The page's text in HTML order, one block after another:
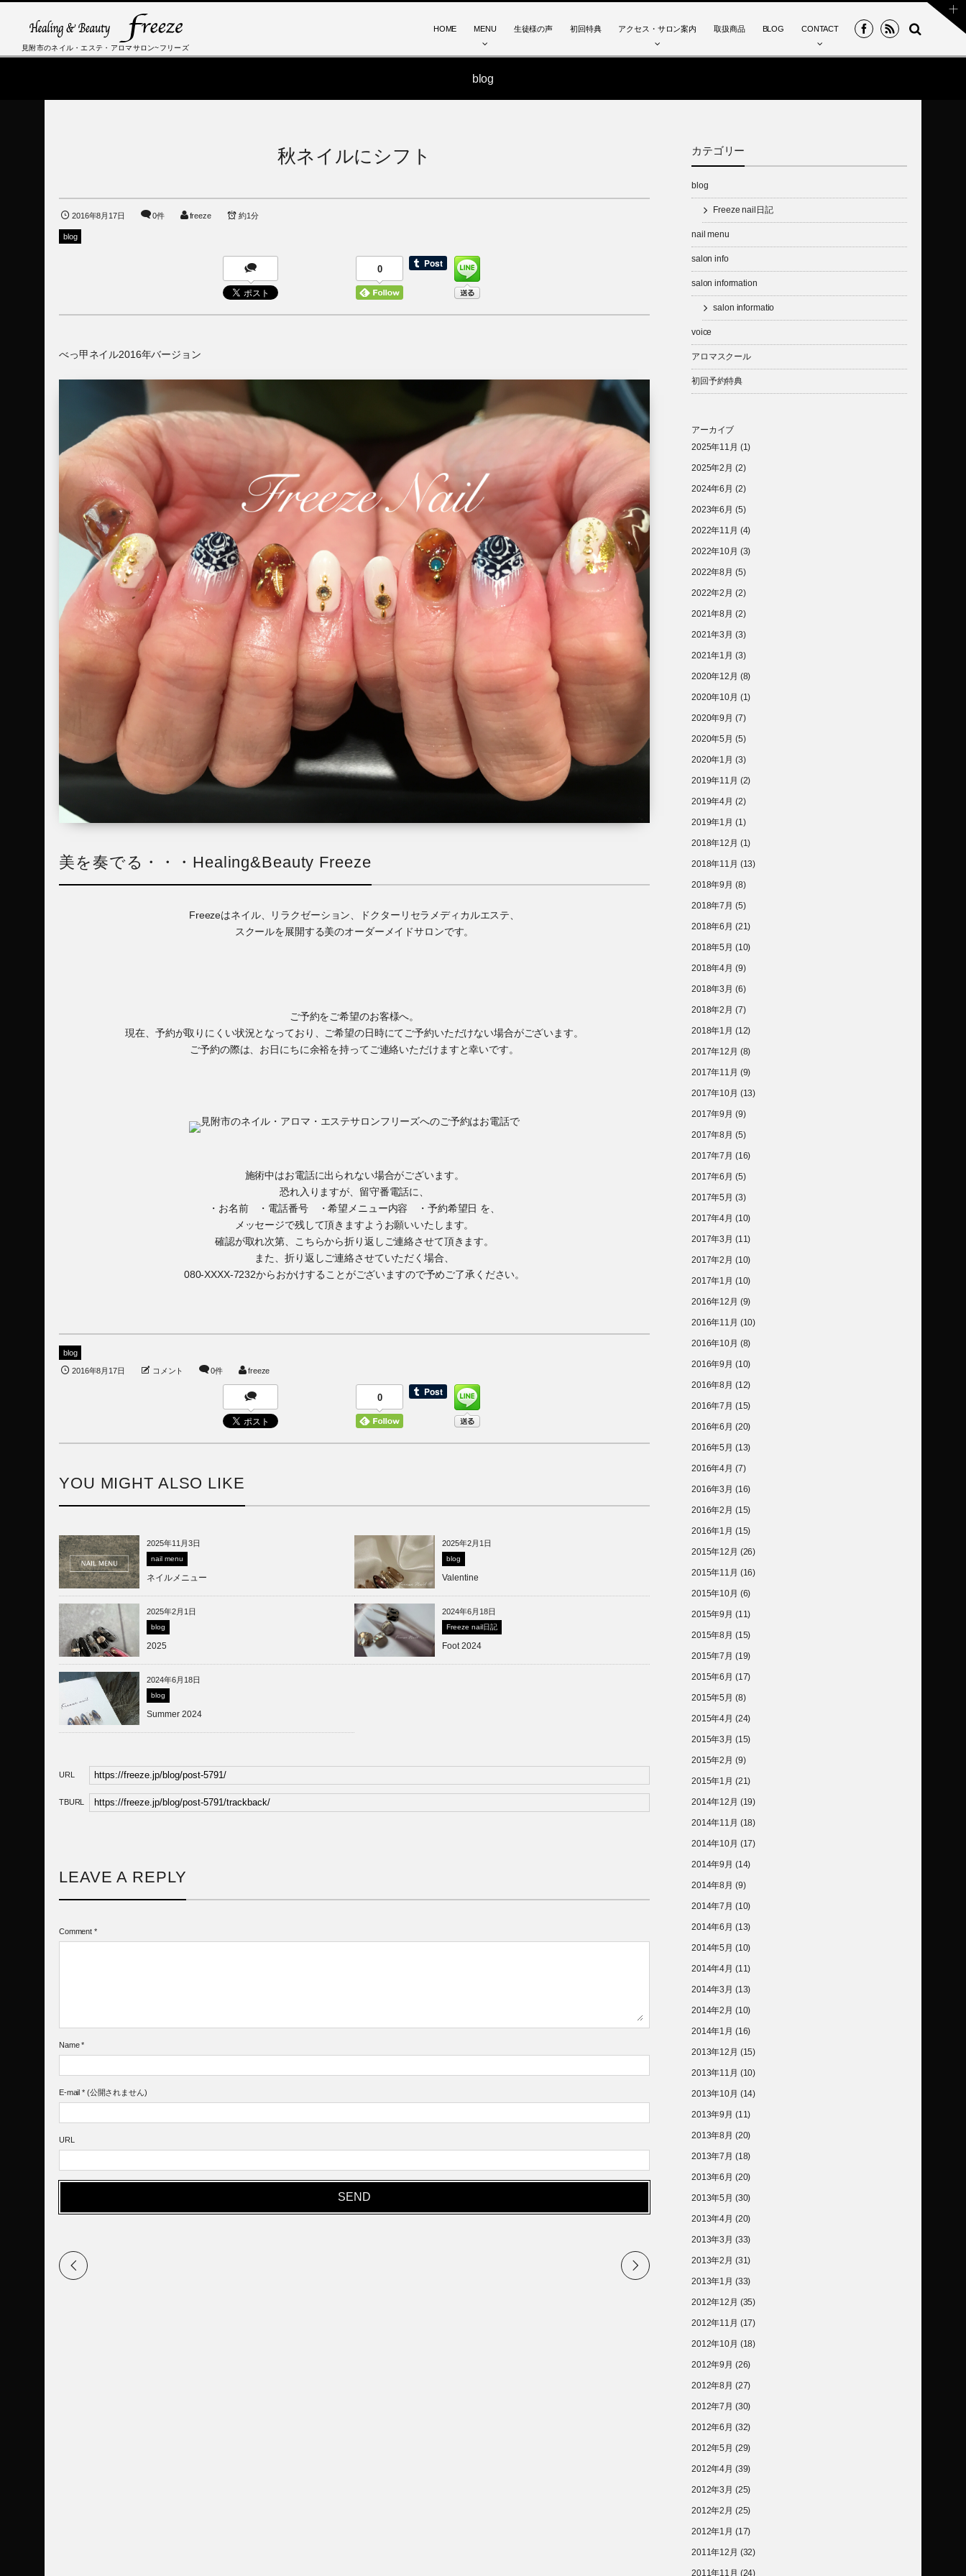
見附市のネイル・エステ・アロマサロン~フリーズ
HOME MENU 生徒様の声 初回特典 アクセス・サロン案内 取扱商品 BLOG CONTACT
blog
秋ネイルにシフト
2016年8月17日 0件 freeze 約1分
blog
0
べっ甲ネイル2016年バージョン
美を奏でる・・・Healing&Beauty Freeze
Freezeはネイル、リラクゼーション、ドクターリセラメディカルエステ、
スクールを展開する美のオーダーメイドサロンです。
ご予約をご希望のお客様へ。
現在、予約が取りにくい状況となっており、ご希望の日時にてご予約いただけない場合がございます。
ご予約の際は、お日にちに余裕を持ってご連絡いただけますと幸いです。
施術中はお電話に出られない場合がございます。
恐れ入りますが、留守番電話に、
・お名前 ・電話番号 ・希望メニュー内容 ・予約希望日 を、
メッセージで残して頂きますようお願いいたします。
確認が取れ次第、こちらから折り返しご連絡させて頂きます。
また、折り返しご連絡させていただく場合、
080-XXXX-7232からおかけすることがございますので予めご了承ください。
blog
2016年8月17日 コメント 0件 freeze
0
YOU MIGHT ALSO LIKE
2025年11月3日
nail menu
ネイルメニュー
2025年2月1日
blog
Valentine
2025年2月1日
blog
2025
2024年6月18日
Freeze nail日記
Foot 2024
2024年6月18日
blog
Summer 2024
URL
TBURL
LEAVE A REPLY
Comment *
Name *
E-mail *(公開されません)
URL
カテゴリー
blog
Freeze nail日記
nail menu
salon info
salon information
salon informatio
voice
アロマスクール
初回予約特典
アーカイブ
2025年11月 (1)
2025年2月 (2)
2024年6月 (2)
2023年6月 (5)
2022年11月 (4)
2022年10月 (3)
2022年8月 (5)
2022年2月 (2)
2021年8月 (2)
2021年3月 (3)
2021年1月 (3)
2020年12月 (8)
2020年10月 (1)
2020年9月 (7)
2020年5月 (5)
2020年1月 (3)
2019年11月 (2)
2019年4月 (2)
2019年1月 (1)
2018年12月 (1)
2018年11月 (13)
2018年9月 (8)
2018年7月 (5)
2018年6月 (21)
2018年5月 (10)
2018年4月 (9)
2018年3月 (6)
2018年2月 (7)
2018年1月 (12)
2017年12月 (8)
2017年11月 (9)
2017年10月 (13)
2017年9月 (9)
2017年8月 (5)
2017年7月 (16)
2017年6月 (5)
2017年5月 (3)
2017年4月 (10)
2017年3月 (11)
2017年2月 (10)
2017年1月 (10)
2016年12月 (9)
2016年11月 (10)
2016年10月 (8)
2016年9月 (10)
2016年8月 (12)
2016年7月 (15)
2016年6月 (20)
2016年5月 (13)
2016年4月 (7)
2016年3月 (16)
2016年2月 (15)
2016年1月 (15)
2015年12月 (26)
2015年11月 (16)
2015年10月 (6)
2015年9月 (11)
2015年8月 (15)
2015年7月 (19)
2015年6月 (17)
2015年5月 (8)
2015年4月 (24)
2015年3月 (15)
2015年2月 (9)
2015年1月 (21)
2014年12月 (19)
2014年11月 (18)
2014年10月 (17)
2014年9月 (14)
2014年8月 (9)
2014年7月 (10)
2014年6月 (13)
2014年5月 (10)
2014年4月 (11)
2014年3月 (13)
2014年2月 (10)
2014年1月 (16)
2013年12月 (15)
2013年11月 (10)
2013年10月 (14)
2013年9月 (11)
2013年8月 (20)
2013年7月 (18)
2013年6月 (20)
2013年5月 (30)
2013年4月 (20)
2013年3月 (33)
2013年2月 (31)
2013年1月 (33)
2012年12月 (35)
2012年11月 (17)
2012年10月 (18)
2012年9月 (26)
2012年8月 (27)
2012年7月 (30)
2012年6月 (32)
2012年5月 (29)
2012年4月 (39)
2012年3月 (25)
2012年2月 (25)
2012年1月 (17)
2011年12月 (32)
2011年11月 (24)